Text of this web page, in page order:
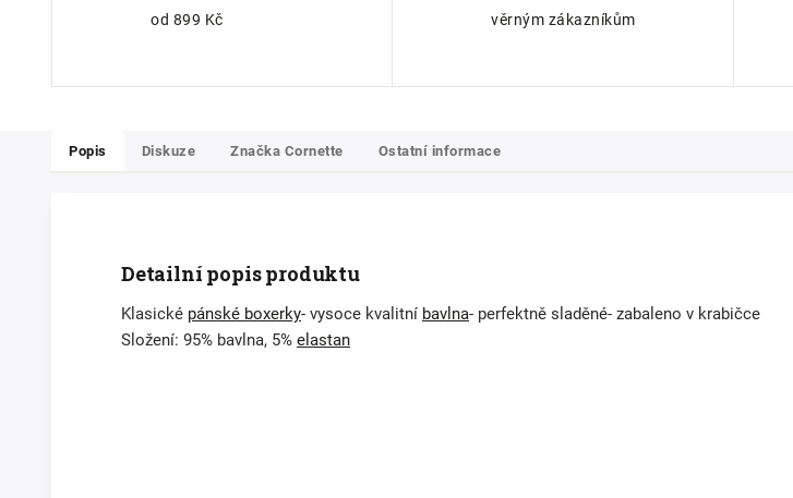
od 899 Kč věrným zákazníkům
Popis Diskuze Značka Cornette Ostatní informace
Detailní popis produktu
Klasické pánské boxerky- vysoce kvalitní bavlna- perfektně sladěné- zabaleno v krabičce
Složení: 95% bavlna, 5% elastan